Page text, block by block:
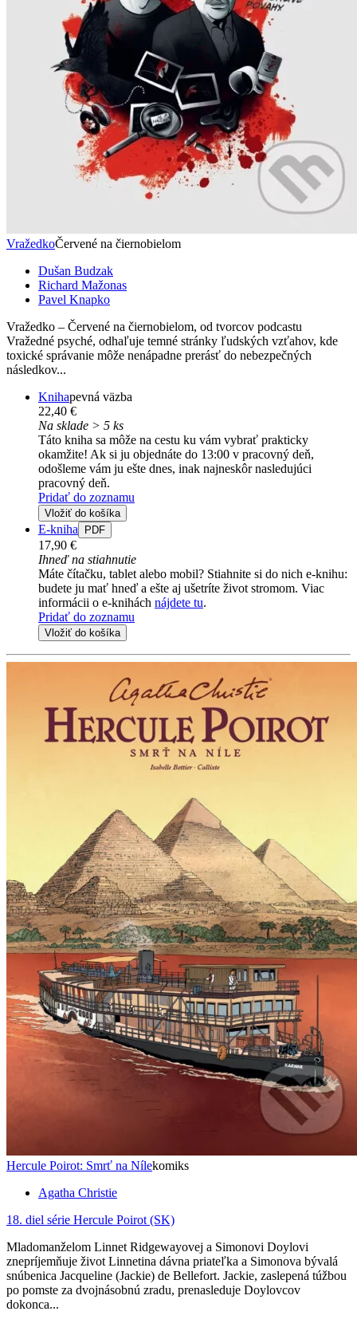
VražedkoČervené na čiernobielom
Dušan Budzak
Richard Mažonas
Pavel Knapko
Vražedko – Červené na čiernobielom, od tvorcov podcastu
Vražedné psyché, odhaľuje temné stránky ľudských vzťahov, kde
toxické správanie môže nenápadne prerásť do nebezpečných
následkov...
Knihapevná väzba
22,40 €
Na sklade > 5 ks
Táto kniha sa môže na cestu ku vám vybrať prakticky
okamžite! Ak si ju objednáte do 13:00 v pracovný deň,
odošleme vám ju ešte dnes, inak najneskôr nasledujúci
pracovný deň.
Pridať do zoznamu
Vložiť do košíka
E-kniha PDF
17,90 €
Ihneď na stiahnutie
Máte čítačku, tablet alebo mobil? Stiahnite si do nich e-knihu:
budete ju mať hneď a ešte aj ušetríte život stromom. Viac
informácii o e-knihách nájdete tu.
Pridať do zoznamu
Vložiť do košíka
Hercule Poirot: Smrť na Nílekomiks
Agatha Christie
18. diel série Hercule Poirot (SK)
Mladomanželom Linnet Ridgewayovej a Simonovi Doylovi
znepríjemňuje život Linnetina dávna priateľka a Simonova bývalá
snúbenica Jacqueline (Jackie) de Bellefort. Jackie, zaslepená túžbou
po pomste za dvojnásobnú zradu, prenasleduje Doylovcov
dokonca...